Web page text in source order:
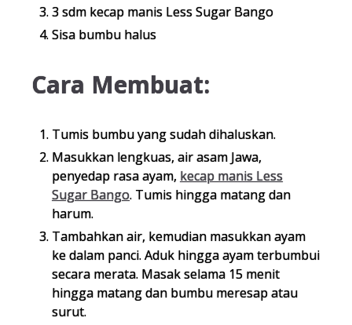
3 sdm kecap manis Less Sugar Bango
Sisa bumbu halus
Cara Membuat:
Tumis bumbu yang sudah dihaluskan.
Masukkan lengkuas, air asam Jawa,
penyedap rasa ayam, kecap manis Less
Sugar Bango. Tumis hingga matang dan
harum.
Tambahkan air, kemudian masukkan ayam
ke dalam panci. Aduk hingga ayam terbumbui
secara merata. Masak selama 15 menit
hingga matang dan bumbu meresap atau
surut.